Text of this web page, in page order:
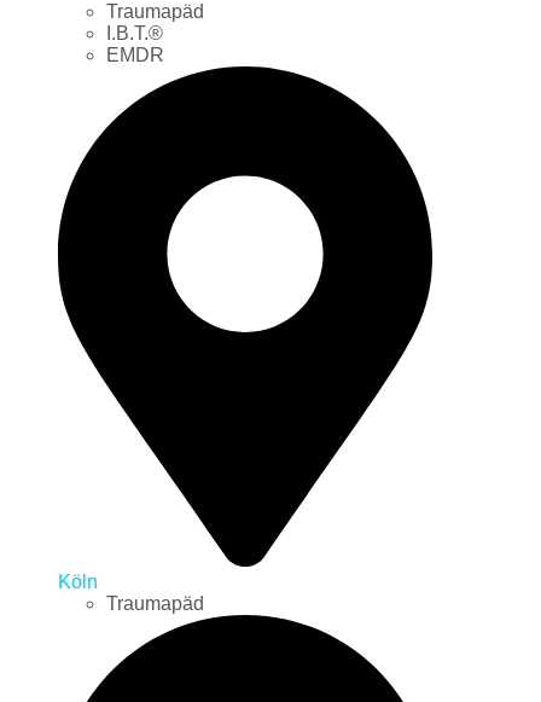
Traumapäd
I.B.T.®
EMDR
Köln
Traumapäd